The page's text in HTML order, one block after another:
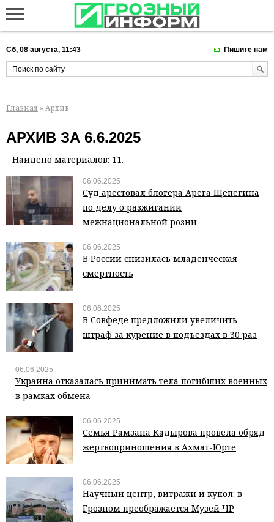
Сб, 08 августа, 11:43 Пишите нам
Главная » Архив
АРХИВ ЗА 6.6.2025
Найдено материалов: 11.
06.06.2025
Суд арестовал блогера Арега Щепегина
по делу о разжигании
межнациональной розни
06.06.2025
В России снизилась младенческая
смертность
06.06.2025
В Совфеде предложили увеличить
штраф за курение в подъездах в 30 раз
06.06.2025
Украина отказалась принимать тела погибших военных
в рамках обмена
06.06.2025
Семья Рамзана Кадырова провела обряд
жертвоприношения в Ахмат-Юрте
06.06.2025
Научный центр, витражи и купол: в
Грозном преображается Музей ЧР